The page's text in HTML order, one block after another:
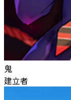
鬼
建立者